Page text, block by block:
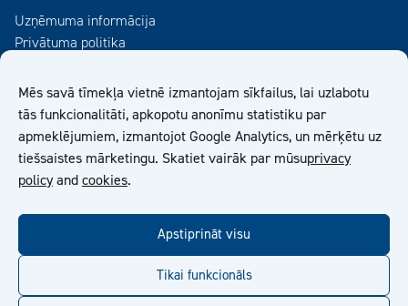
Mēs savā tīmekļa vietnē izmantojam sīkfailus, lai uzlabotu
tās funkcionalitāti, apkopotu anonīmu statistiku par
apmeklējumiem, izmantojot Google Analytics, un mērķētu uz
tiešsaistes mārketingu. Skatiet vairāk par mūsuprivacy
policyand cookies.
Apstiprināt visu
Tikai funkcionāls
Uzņēmuma informācija
Privātuma politika
Medijiem
Abonējiet mūsu informatīvo izdevumu
Kiilto Latvija SIA Vispārīgie Pārdošanas Nosacījumi